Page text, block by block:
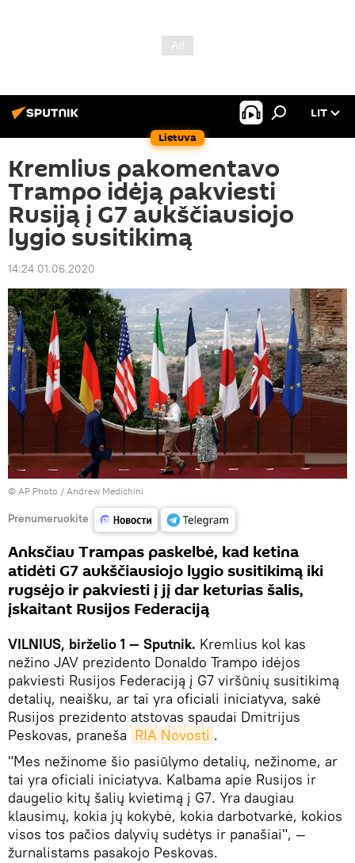
Lietuva
LIT
Kremlius pakomentavo
Trampo idėją pakviesti
Rusiją į G7 aukščiausiojo
lygio susitikimą
14:24 01.06.2020
© AP Photo / Andrew Medichini
Prenumeruokite
Anksčiau Trampas paskelbė, kad ketina
atidėti G7 aukščiausiojo lygio susitikimą iki
rugsėjo ir pakviesti į jį dar keturias šalis,
įskaitant Rusijos Federaciją
VILNIUS, birželio 1 — Sputnik. Kremlius kol kas
nežino JAV prezidento Donaldo Trampo idėjos
pakviesti Rusijos Federaciją į G7 viršūnių susitikimą
detalių, neaišku, ar tai yra oficiali iniciatyva, sakė
Rusijos prezidento atstovas spaudai Dmitrijus
Peskovas, praneša RIA Novosti .
"Mes nežinome šio pasiūlymo detalių, nežinome, ar
tai yra oficiali iniciatyva. Kalbama apie Rusijos ir
daugelio kitų šalių kvietimą į G7. Yra daugiau
klausimų, kokia jų kokybė, kokia darbotvarkė, kokios
visos tos pačios dalyvių sudėtys ir panašiai", —
žurnalistams pasakojo Peskovas.